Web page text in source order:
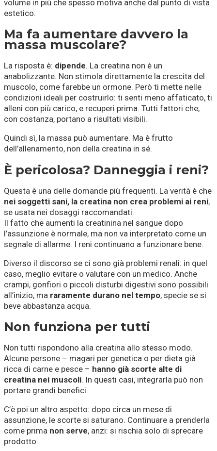
volume in più che spesso motiva anche dal punto di vista
estetico.
Ma fa aumentare davvero la
massa muscolare?
La risposta è: dipende. La creatina non è un
anabolizzante. Non stimola direttamente la crescita del
muscolo, come farebbe un ormone. Però ti mette nelle
condizioni ideali per costruirlo: ti senti meno affaticato, ti
alleni con più carico, e recuperi prima. Tutti fattori che,
con costanza, portano a risultati visibili.
Quindi sì, la massa può aumentare. Ma è frutto
dell’allenamento, non della creatina in sé.
È pericolosa? Danneggia i reni?
Questa è una delle domande più frequenti. La verità è che
nei soggetti sani, la creatina non crea problemi ai reni,
se usata nei dosaggi raccomandati.
Il fatto che aumenti la creatinina nel sangue dopo
l’assunzione è normale, ma non va interpretato come un
segnale di allarme. I reni continuano a funzionare bene.
Diverso il discorso se ci sono già problemi renali: in quel
caso, meglio evitare o valutare con un medico. Anche
crampi, gonfiori o piccoli disturbi digestivi sono possibili
all’inizio, ma raramente durano nel tempo, specie se si
beve abbastanza acqua.
Non funziona per tutti
Non tutti rispondono alla creatina allo stesso modo.
Alcune persone – magari per genetica o per dieta già
ricca di carne e pesce – hanno già scorte alte di
creatina nei muscoli. In questi casi, integrarla può non
portare grandi benefici.
C’è poi un altro aspetto: dopo circa un mese di
assunzione, le scorte si saturano. Continuare a prenderla
come prima non serve, anzi: si rischia solo di sprecare
prodotto.